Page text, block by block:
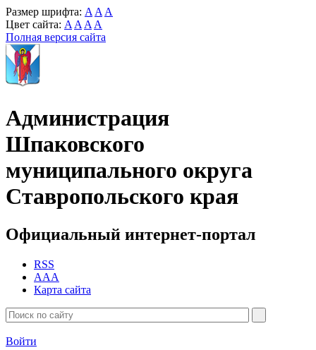
Размер шрифта: A A A
Цвет сайта: A A A A
Полная версия сайта
Администрация
Шпаковского
муниципального округа
Ставропольского края
Официальный интернет-портал
RSS
AAA
Карта сайта
Войти